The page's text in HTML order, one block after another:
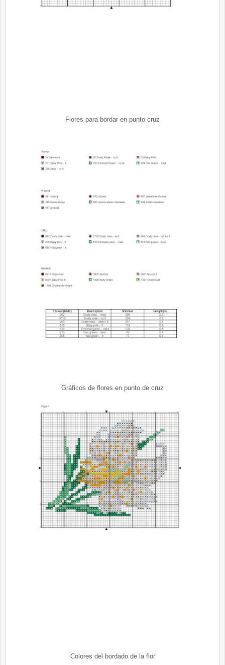
Flores para bordar en punto cruz
Gráficos de flores en punto de cruz
Colores del bordado de la flor